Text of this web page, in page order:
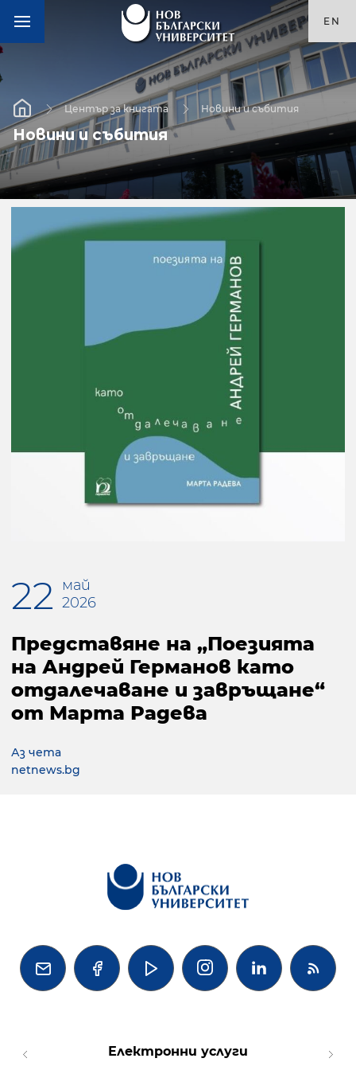
EN
Център за книгата Новини и събития
Новини и събития
22
май
2026
Представяне на „Поезията
на Андрей Германов като
отдалечаване и завръщане“
от Марта Радева
Аз чета
netnews.bg
   
Електронни услуги